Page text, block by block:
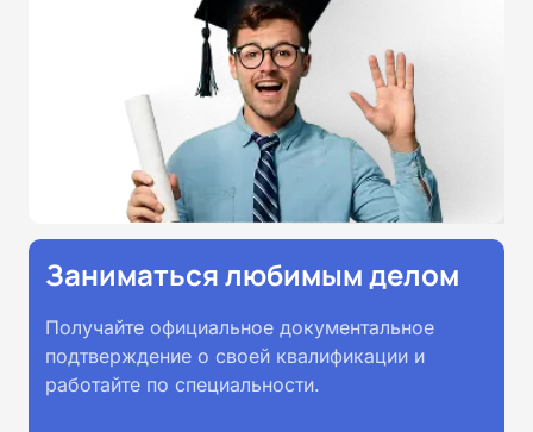
Заниматься любимым делом
Получайте официальное документальное
подтверждение о своей квалификации и
работайте по специальности.